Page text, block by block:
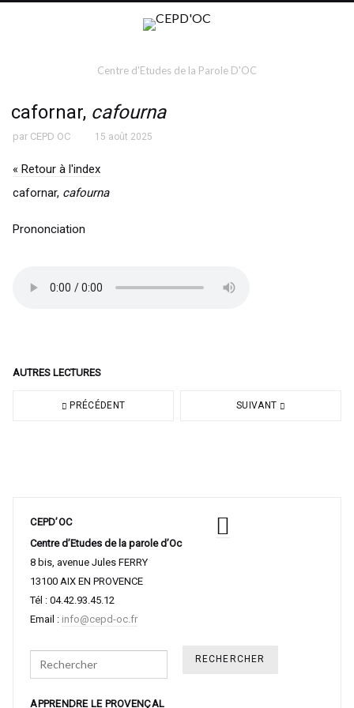
Centre d'Etudes de la Parole D'OC
cafornar, cafourna
par CEPD OC 15 août 2025
« Retour à l'index
cafornar, cafourna
Prononciation
AUTRES LECTURES
PRÉCÉDENT SUIVANT
CEPD’OC
Centre d’Etudes de la parole d’Oc
8 bis, avenue Jules FERRY
13100 AIX EN PROVENCE
Tél : 04.42.93.45.12
Email : info@cepd-oc.fr
Search
APPRENDRE LE PROVENÇAL